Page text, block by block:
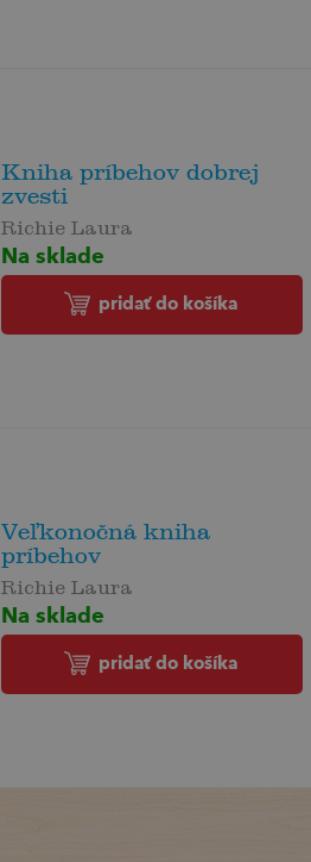
Kniha príbehov dobrej
zvesti
Richie Laura
Na sklade
pridať do košíka
Veľkonočná kniha
príbehov
Richie Laura
Na sklade
pridať do košíka